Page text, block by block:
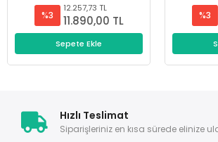
%3
12.257,73 TL
11.890,00 TL
Sepete Ekle
%3
Hızlı Teslimat
Siparişleriniz en kısa sürede elinize